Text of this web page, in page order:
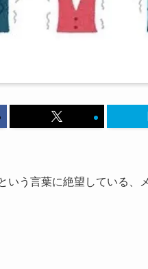
いう言葉に絶望している、